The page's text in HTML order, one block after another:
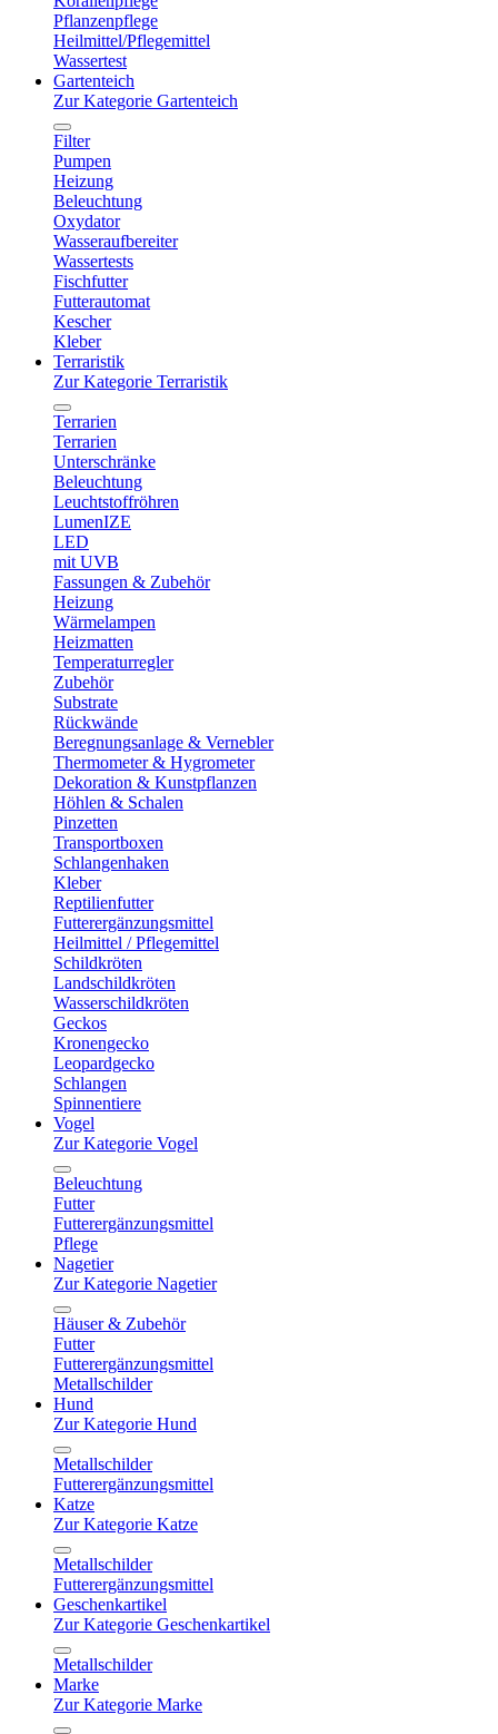
Pflanzenpflege
Heilmittel/Pflegemittel
Wassertest
Gartenteich
Zur Kategorie Gartenteich
Filter
Pumpen
Heizung
Beleuchtung
Oxydator
Wasseraufbereiter
Wassertests
Fischfutter
Futterautomat
Kescher
Kleber
Terraristik
Zur Kategorie Terraristik
Terrarien
Terrarien
Unterschränke
Beleuchtung
Leuchtstoffröhren
LumenIZE
LED
mit UVB
Fassungen & Zubehör
Heizung
Wärmelampen
Heizmatten
Temperaturregler
Zubehör
Substrate
Rückwände
Beregnungsanlage & Vernebler
Thermometer & Hygrometer
Dekoration & Kunstpflanzen
Höhlen & Schalen
Pinzetten
Transportboxen
Schlangenhaken
Kleber
Reptilienfutter
Futterergänzungsmittel
Heilmittel / Pflegemittel
Schildkröten
Landschildkröten
Wasserschildkröten
Geckos
Kronengecko
Leopardgecko
Schlangen
Spinnentiere
Vogel
Zur Kategorie Vogel
Beleuchtung
Futter
Futterergänzungsmittel
Pflege
Nagetier
Zur Kategorie Nagetier
Häuser & Zubehör
Futter
Futterergänzungsmittel
Metallschilder
Hund
Zur Kategorie Hund
Metallschilder
Futterergänzungsmittel
Katze
Zur Kategorie Katze
Metallschilder
Futterergänzungsmittel
Geschenkartikel
Zur Kategorie Geschenkartikel
Metallschilder
Marke
Zur Kategorie Marke